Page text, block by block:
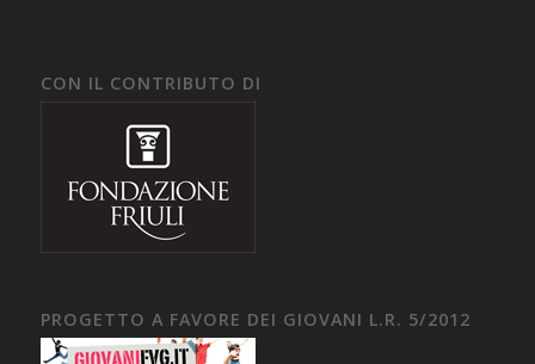
CON IL CONTRIBUTO DI
PROGETTO A FAVORE DEI GIOVANI L.R. 5/2012